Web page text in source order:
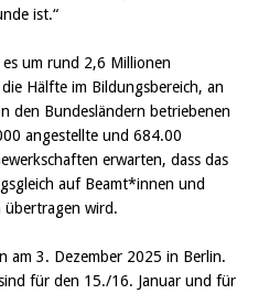
ist.“
um rund 2,6 Millionen
Hälfte im Bildungsbereich, an
den Bundesländern betriebenen
angestellte und 684.00
erwarten, dass das
auf Beamt*innen und
übertragen wird.
am 3. Dezember 2025 in Berlin.
für den 15./16. Januar und für